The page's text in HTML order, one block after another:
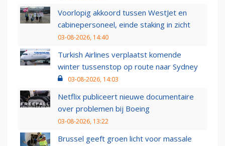
Voorlopig akkoord tussen WestJet en
cabinepersoneel, einde staking in zicht
03-08-2026, 14:40
Turkish Airlines verplaatst komende
winter tussenstop op route naar Sydney
03-08-2026, 14:03
Netflix publiceert nieuwe documentaire
over problemen bij Boeing
03-08-2026, 13:22
Brussel geeft groen licht voor massale